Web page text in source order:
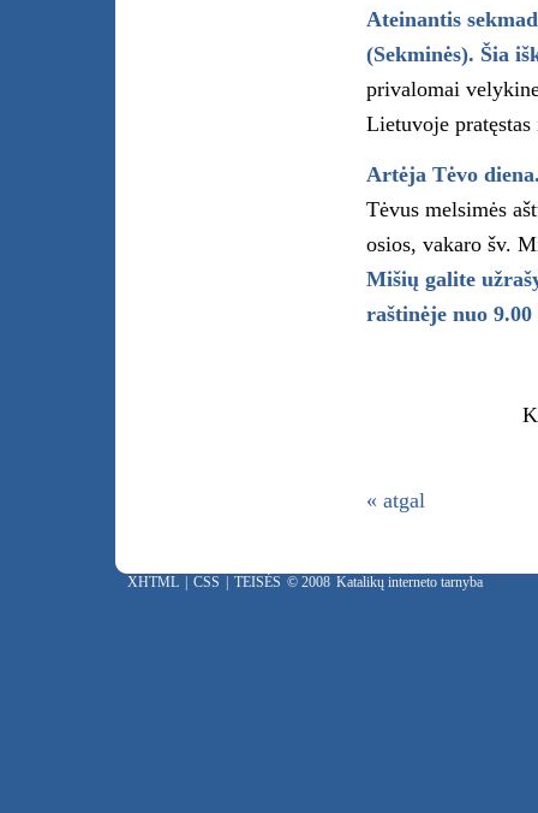
Ateinantis
(Sekminės). Šia
privalomai
Lietuvoje
Artėja Tėvo
Tėvus melsimės
osios, vakaro šv.
Mišių galite
raštinėje nuo
Klebonas:
« atgal
XHTML CSS TEISĖS © 2008 Katalikų interneto tarnyba